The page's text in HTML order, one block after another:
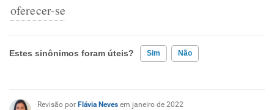
oferecer-se
Estes sinônimos foram úteis? Sim Não
Revisão por Flávia Neves em janeiro de 2022